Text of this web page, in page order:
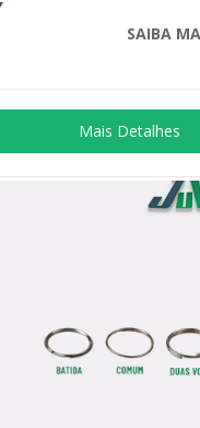
SAIBA
Mais Detalhes